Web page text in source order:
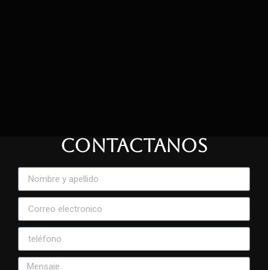
CONTACTANOS